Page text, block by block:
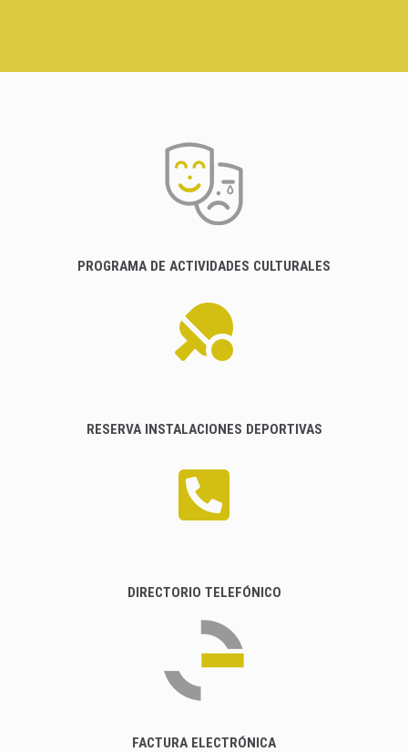
PROGRAMA DE ACTIVIDADES CULTURALES
RESERVA INSTALACIONES DEPORTIVAS
DIRECTORIO TELEFÓNICO
FACTURA ELECTRÓNICA